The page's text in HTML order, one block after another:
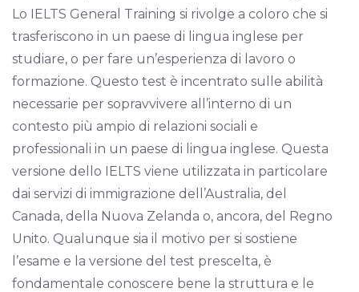
Lo IELTS General Training si rivolge a coloro che si
trasferiscono in un paese di lingua inglese per
studiare, o per fare un’esperienza di lavoro o
formazione. Questo test è incentrato sulle abilità
necessarie per sopravvivere all’interno di un
contesto più ampio di relazioni sociali e
professionali in un paese di lingua inglese. Questa
versione dello IELTS viene utilizzata in particolare
dai servizi di immigrazione dell’Australia, del
Canada, della Nuova Zelanda o, ancora, del Regno
Unito. Qualunque sia il motivo per si sostiene
l’esame e la versione del test prescelta, è
fondamentale conoscere bene la struttura e le